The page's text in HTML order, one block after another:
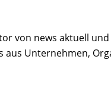
von news aktuell
Unternehmen,